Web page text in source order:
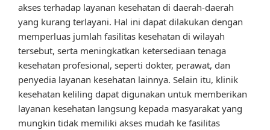
akses terhadap layanan kesehatan di daerah-daerah
yang kurang terlayani. Hal ini dapat dilakukan dengan
memperluas jumlah fasilitas kesehatan di wilayah
tersebut, serta meningkatkan ketersediaan tenaga
kesehatan profesional, seperti dokter, perawat, dan
penyedia layanan kesehatan lainnya. Selain itu, klinik
kesehatan keliling dapat digunakan untuk memberikan
layanan kesehatan langsung kepada masyarakat yang
mungkin tidak memiliki akses mudah ke fasilitas